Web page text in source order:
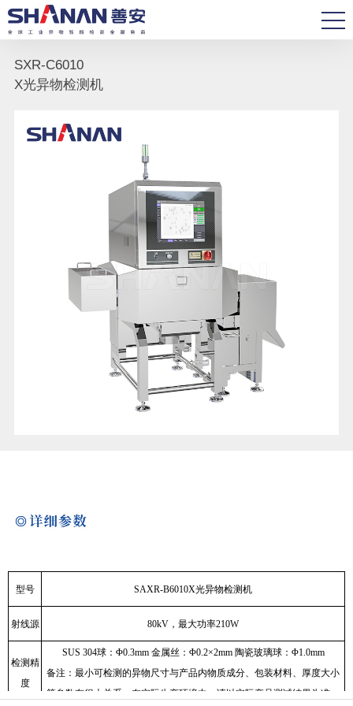
SXR-C6010
X光异物检测机
型号 SAXR-B6010X光异物检测机
射线源 80kV，最大功率210W
检测精
度
SUS 304球：Φ0.3mm 金属丝：Φ0.2×2mm 陶瓷玻璃球：Φ1.0mm
备注：最小可检测的异物尺寸与产品内物质成分、包装材料、厚度大小
等参数有很大关系。在实际生产环境中，请以实际产品测试结果为准。